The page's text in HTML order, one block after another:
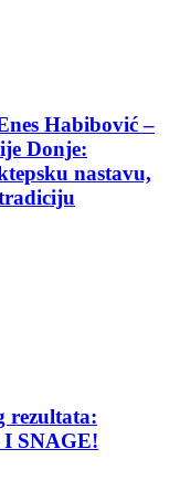
Habibović –
Donje:
nastavu,
rezultata:
SNAGE!